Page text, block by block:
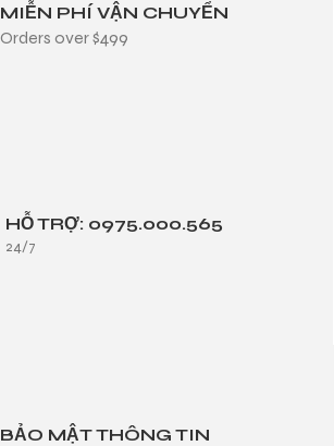
MIỄN PHÍ VẬN CHUYỂN
Orders over $499
HỖ TRỢ: 0975.000.565
24/7
BẢO MẬT THÔNG TIN